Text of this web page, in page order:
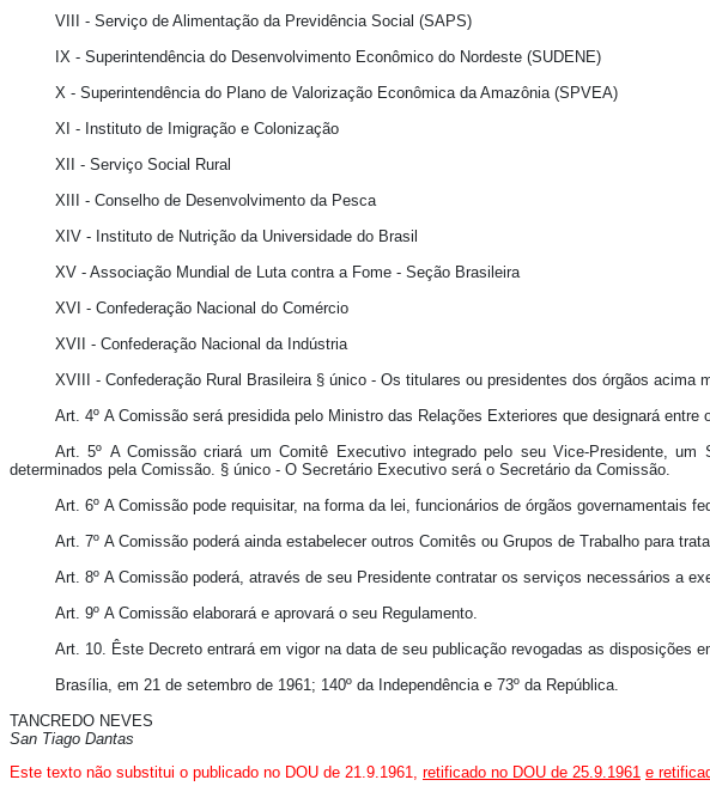
VIII - Serviço de Alimentação da Previdência Social (SAPS)
IX - Superintendência do Desenvolvimento Econômico do Nordeste (SUDENE)
X - Superintendência do Plano de Valorização Econômica da Amazônia (SPVEA)
XI - Instituto de Imigração e Colonização
XII - Serviço Social Rural
XIII - Conselho de Desenvolvimento da Pesca
XIV - Instituto de Nutrição da Universidade do Brasil
XV - Associação Mundial de Luta contra a Fome - Seção Brasileira
XVI - Confederação Nacional do Comércio
XVII - Confederação Nacional da Indústria
XVIII - Confederação Rural Brasileira § único - Os titulares ou presidentes dos órgãos
Art. 4º A Comissão será presidida pelo Ministro das Relações Exteriores que designará
Art. 5º A Comissão criará um Comitê Executivo integrado pelo seu Vice-Presidente,
determinados pela Comissão. § único - O Secretário Executivo será o Secretário da Comissão.
Art. 6º A Comissão pode requisitar, na forma da lei, funcionários de órgãos governamentais
Art. 7º A Comissão poderá ainda estabelecer outros Comitês ou Grupos de Trabalho para
Art. 8º A Comissão poderá, através de seu Presidente contratar os serviços necessários a
Art. 9º A Comissão elaborará e aprovará o seu Regulamento.
Art. 10. Êste Decreto entrará em vigor na data de seu publicação revogadas as disposições
Brasília, em 21 de setembro de 1961; 140º da Independência e 73º da República.
TANCREDO NEVES
San Tiago Dantas
Este texto não substitui o publicado no DOU de 21.9.1961, retificado no DOU de 25.9.1961 e